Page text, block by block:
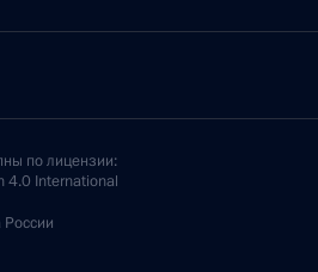
по лицензии:
4.0 International